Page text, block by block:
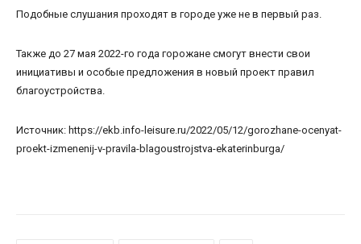
Подобные слушания проходят в городе уже не в первый раз.
Также до 27 мая 2022-го года горожане смогут внести свои
инициативы и особые предложения в новый проект правил
благоустройства.
Источник: https://ekb.info-leisure.ru/2022/05/12/gorozhane-ocenyat-
proekt-izmenenij-v-pravila-blagoustrojstva-ekaterinburga/